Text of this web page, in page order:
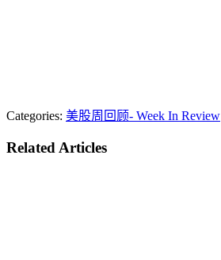
Categories: 美股周回顾- Week In Review
Related Articles